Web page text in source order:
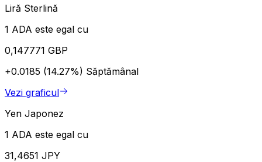
Liră Sterlină
1 ADA este egal cu
0,147771 GBP
+0.0185 (14.27%) Săptămânal
Vezi graficul
Yen Japonez
1 ADA este egal cu
31,4651 JPY